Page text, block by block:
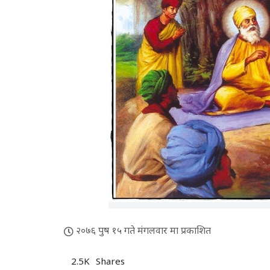
२०७६ पुष १५ गते मंगलवार मा प्रकाशित
2.5K Shares